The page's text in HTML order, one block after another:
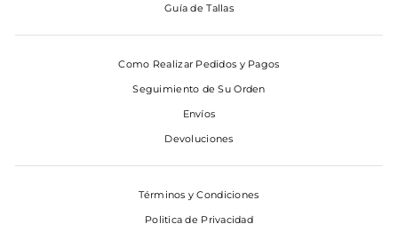
Guía de Tallas
Como Realizar Pedidos y Pagos
Seguimiento de Su Orden
Envíos
Devoluciones
Términos y Condiciones
Politica de Privacidad